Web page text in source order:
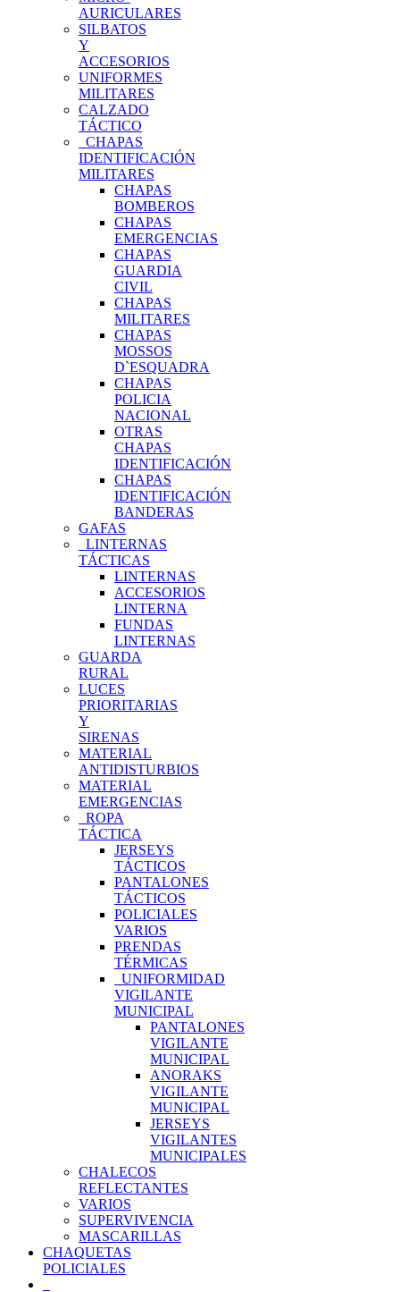
AURICULARES
SILBATOS
Y
ACCESORIOS
UNIFORMES
MILITARES
CALZADO
TÁCTICO
CHAPAS
IDENTIFICACIÓN
MILITARES
CHAPAS
BOMBEROS
CHAPAS
EMERGENCIAS
CHAPAS
GUARDIA
CIVIL
CHAPAS
MILITARES
CHAPAS
MOSSOS
D`ESQUADRA
CHAPAS
POLICIA
NACIONAL
OTRAS
CHAPAS
IDENTIFICACIÓN
CHAPAS
IDENTIFICACIÓN
BANDERAS
GAFAS
LINTERNAS
TÁCTICAS
LINTERNAS
ACCESORIOS
LINTERNA
FUNDAS
LINTERNAS
GUARDA
RURAL
LUCES
PRIORITARIAS
Y
SIRENAS
MATERIAL
ANTIDISTURBIOS
MATERIAL
EMERGENCIAS
ROPA
TÁCTICA
JERSEYS
TÁCTICOS
PANTALONES
TÁCTICOS
POLICIALES
VARIOS
PRENDAS
TÉRMICAS
UNIFORMIDAD
VIGILANTE
MUNICIPAL
PANTALONES
VIGILANTE
MUNICIPAL
ANORAKS
VIGILANTE
MUNICIPAL
JERSEYS
VIGILANTES
MUNICIPALES
CHALECOS
REFLECTANTES
VARIOS
SUPERVIVENCIA
MASCARILLAS
CHAQUETAS
POLICIALES